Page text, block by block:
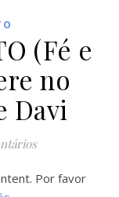
(Fé e
no
Davi
Por favor